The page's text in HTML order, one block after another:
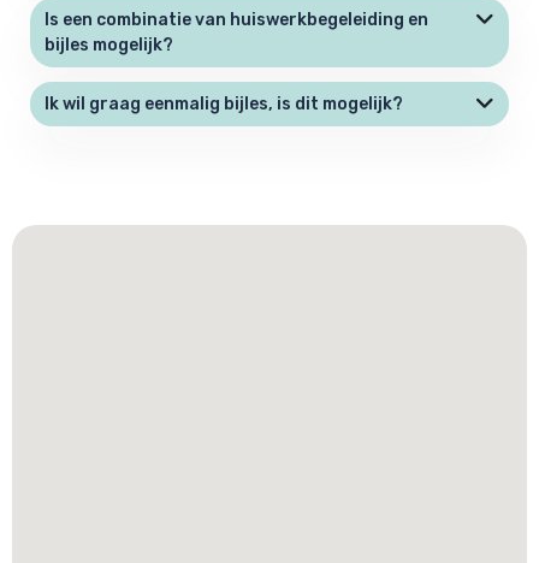
Is een combinatie van huiswerkbegeleiding en
bijles mogelijk?
Ik wil graag eenmalig bijles, is dit mogelijk?